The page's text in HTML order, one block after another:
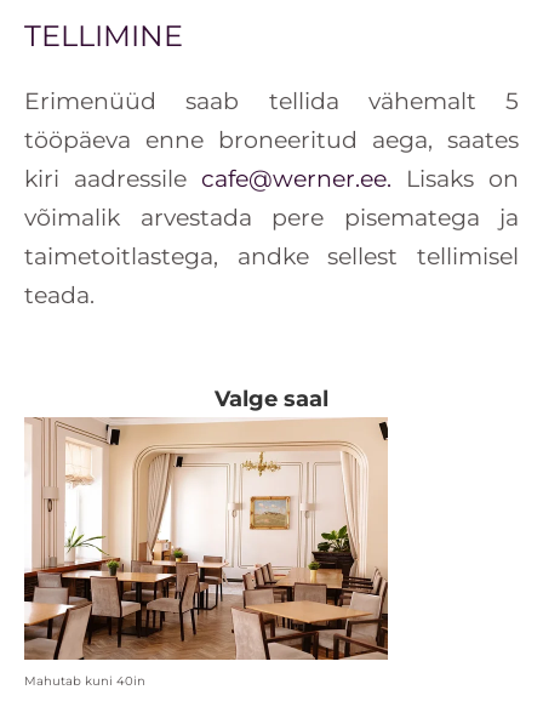
TELLIMINE
Erimenüüd saab tellida vähemalt 5
tööpäeva enne broneeritud aega, saates
kiri aadressile cafe@werner.ee. Lisaks on
võimalik arvestada pere pisematega ja
taimetoitlastega, andke sellest tellimisel
teada.
Valge saal
Mahutab kuni 40in